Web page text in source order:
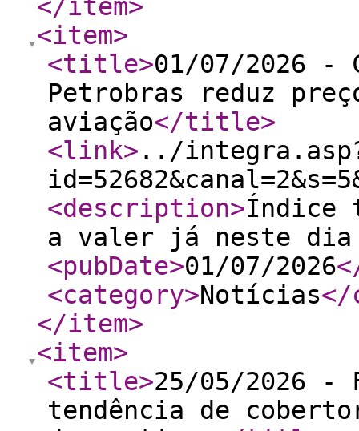
</item>
<item>
<title>01/07/2026 -
Petrobras reduz
aviação</title>
<link> ../
<description>Índice
a valer já neste dia
<pubDate>01/07/2026
<category>Notícias</
</item>
<item>
<title>25/05/2026 -
tendência de